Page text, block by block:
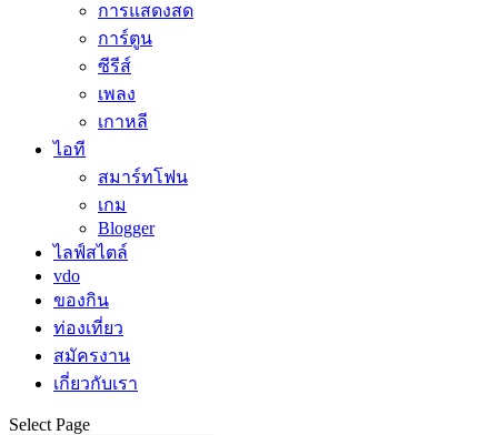
การแสดงสด
การ์ตูน
ซีรีส์
เพลง
เกาหลี
ไอที
สมาร์ทโฟน
เกม
Blogger
ไลฟ์สไตล์
vdo
ของกิน
ท่องเที่ยว
สมัครงาน
เกี่ยวกับเรา
Select Page